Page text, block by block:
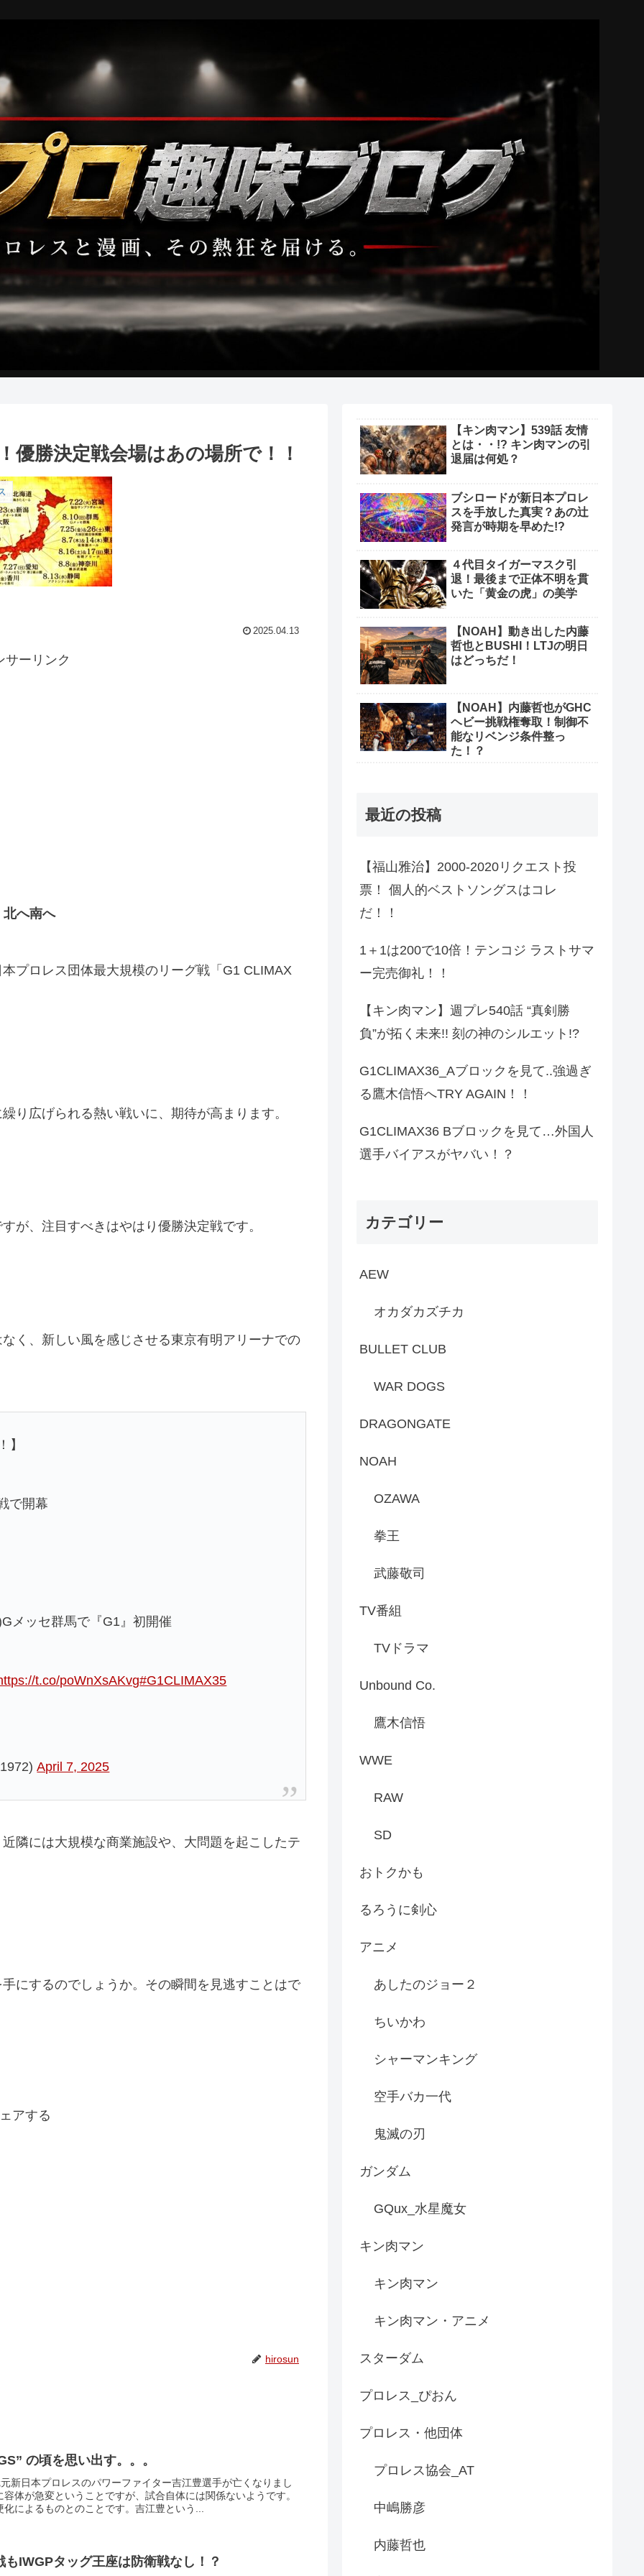
優勝決定戦会場はあの場所で！！
2025.04.13
サーリンク
北へ南へ
プロレス団体最大規模のリーグ戦「G1 CLIMAX
り広げられる熱い戦いに、期待が高まります。
が、注目すべきはやはり優勝決定戦です。
く、新しい風を感じさせる東京有明アリーナでの
】
で開幕
メッセ群馬で『G1』初開催
t.co/poWnXsAKvg#G1CLIMAX35
April 7, 2025
隣には大規模な商業施設や、大問題を起こしたテ
にするのでしょうか。その瞬間を見逃すことはで
アする
hirosun
の頃を思い出す。。。
新日本プロレスのパワーファイター吉江豊選手が亡くなりまし
体が急変ということですが、試合自体には関係ないようです。
によるものとのことです。吉江豊という...
IWGPタッグ王座は防衛戦なし！？
【キン肉マン】539話 友情
とは・・!? キン肉マンの引
退届は何処？
ブシロードが新日本プロレ
スを手放した真実？あの辻
発言が時期を早めた!?
４代目タイガーマスク引
退！最後まで正体不明を貫
いた「黄金の虎」の美学
【NOAH】動き出した内藤
哲也とBUSHI！LTJの明日
はどっちだ！
【NOAH】内藤哲也がGHC
ヘビー挑戦権奪取！制御不
能なリベンジ条件整っ
た！？
最近の投稿
【福山雅治】2000-2020リクエスト投
票！ 個人的ベストソングスはコレ
だ！！
1＋1は200で10倍！テンコジ ラストサマ
ー完売御礼！！
【キン肉マン】週プレ540話 “真剣勝
負”が拓く未来!! 刻の神のシルエット!?
G1CLIMAX36_Aブロックを見て..強過ぎ
る鷹木信悟へTRY AGAIN！！
G1CLIMAX36 Bブロックを見て…外国人
選手バイアスがヤバい！？
カテゴリー
AEW
オカダカズチカ
BULLET CLUB
WAR DOGS
DRAGONGATE
NOAH
OZAWA
拳王
武藤敬司
TV番組
TVドラマ
Unbound Co.
鷹木信悟
WWE
RAW
SD
おトクかも
るろうに剣心
アニメ
あしたのジョー２
ちいかわ
シャーマンキング
空手バカ一代
鬼滅の刃
ガンダム
GQux_水星魔女
キン肉マン
キン肉マン
キン肉マン・アニメ
スターダム
プロレス_ぴおん
プロレス・他団体
プロレス協会_AT
中嶋勝彦
内藤哲也